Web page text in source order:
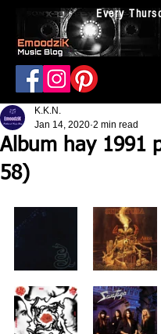
Every
Album hay 1991
58)
K.K.N.
Jan 14, 2020 2 min read